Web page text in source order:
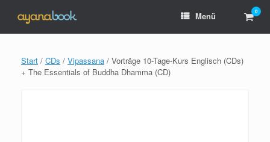
Inhalt
springen
Menü 0
Start / CDs / Vipassana / Vorträge 10-Tage-Kurs Englisch (CDs)
+ The Essentials of Buddha Dhamma (CD)